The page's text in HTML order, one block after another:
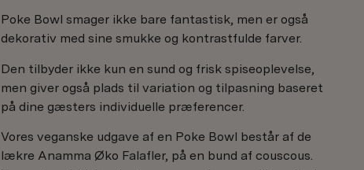
Poke Bowl smager ikke bare fantastisk, men er også
dekorativ med sine smukke og kontrastfulde farver.
Den tilbyder ikke kun en sund og frisk spiseoplevelse,
men giver også plads til variation og tilpasning baseret
på dine gæsters individuelle præferencer.
Vores veganske udgave af en Poke Bowl består af de
lækre Anamma Øko Falafler, på en bund af couscous.